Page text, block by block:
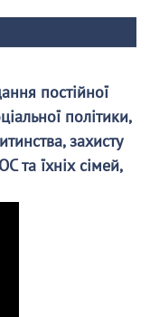
постійної
політики,
захисту
та їхніх сімей,